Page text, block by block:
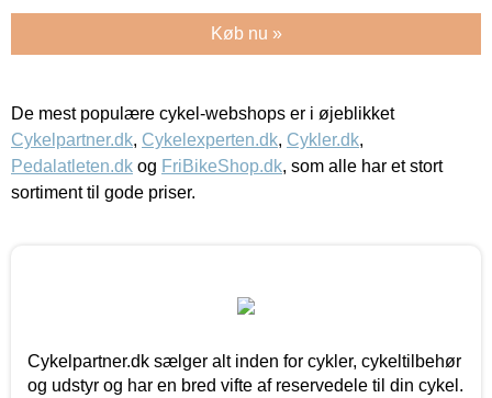
Køb nu »
De mest populære cykel-webshops er i øjeblikket
Cykelpartner.dk, Cykelexperten.dk, Cykler.dk,
Pedalatleten.dk og FriBikeShop.dk, som alle har et stort
sortiment til gode priser.
Cykelpartner.dk sælger alt inden for cykler, cykeltilbehør
og udstyr og har en bred vifte af reservedele til din cykel.